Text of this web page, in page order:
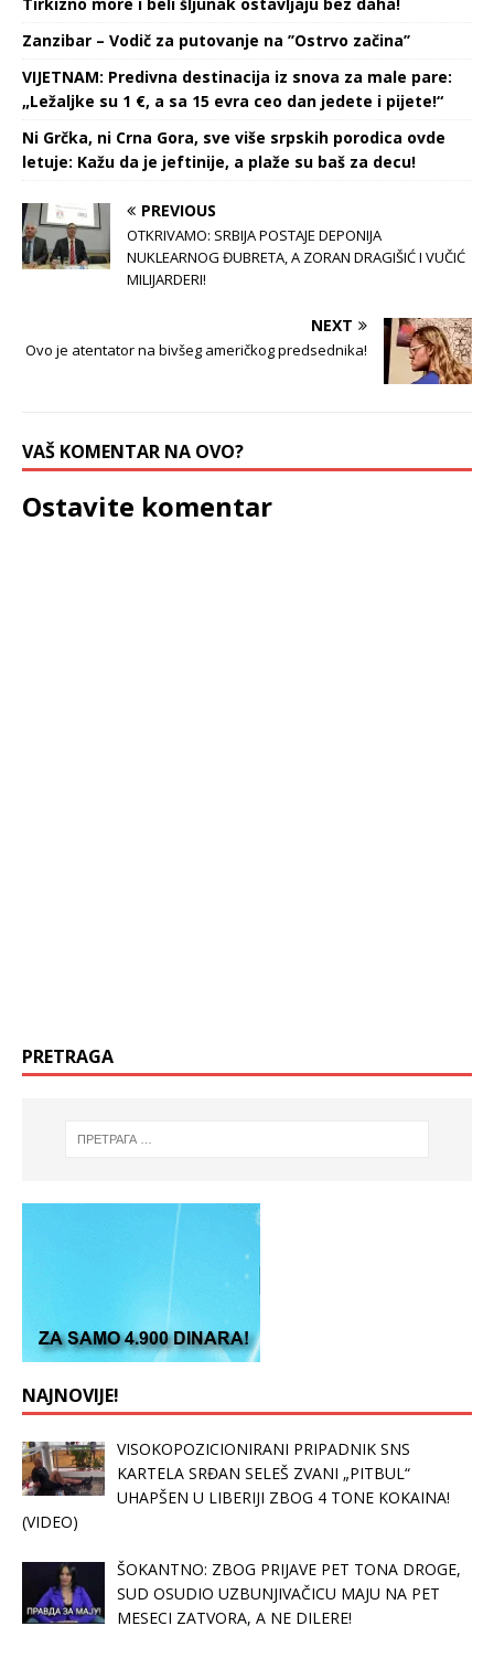
Zanzibar – Vodič za putovanje na ’’Ostrvo začina’’
VIJETNAM: Predivna destinacija iz snova za male pare:
„Ležaljke su 1 €, a sa 15 evra ceo dan jedete i pijete!“
Ni Grčka, ni Crna Gora, sve više srpskih porodica ovde
letuje: Kažu da je jeftinije, a plaže su baš za decu!
PREVIOUS
OTKRIVAMO: SRBIJA POSTAJE DEPONIJA
NUKLEARNOG ĐUBRETA, A ZORAN DRAGIŠIĆ I VUČIĆ
MILIJARDERI!
NEXT
Ovo je atentator na bivšeg američkog predsednika!
VAŠ KOMENTAR NA OVO?
Ostavite komentar
PRETRAGA
NAJNOVIJE!
VISOKOPOZICIONIRANI PRIPADNIK SNS
KARTELA SRĐAN SELEŠ ZVANI „PITBUL“
UHAPŠEN U LIBERIJI ZBOG 4 TONE KOKAINA!
(VIDEO)
ŠOKANTNO: ZBOG PRIJAVE PET TONA DROGE,
SUD OSUDIO UZBUNJIVAČICU MAJU NA PET
MESECI ZATVORA, A NE DILERE!